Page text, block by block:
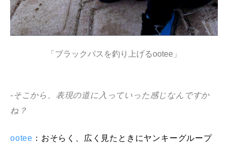
「ブラックバスを釣り上げるootee」
-そこから、表現の道に入っていった感じなんですか
ね？
ootee ：おそらく、広く見たときにヤンキーグループ